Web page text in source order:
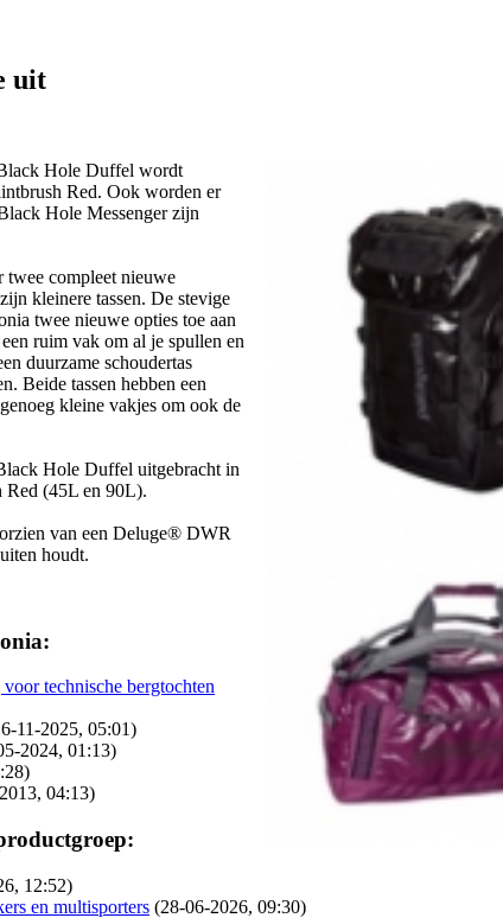
uit
Hole Duffel wordt
Red. Ook worden er
Hole Messenger zijn
compleet nieuwe
kleinere tassen. De stevige
twee nieuwe opties toe aan
ruim vak om al je spullen en
duurzame schoudertas
Beide tassen hebben een
kleine vakjes om ook de
Hole Duffel uitgebracht in
Red (45L en 90L).
van een Deluge® DWR
houdt.
technische bergtochten
11-2025, 05:01)
2024, 01:13)
04:13)
12:52)
en multisporters (28-06-2026, 09:30)